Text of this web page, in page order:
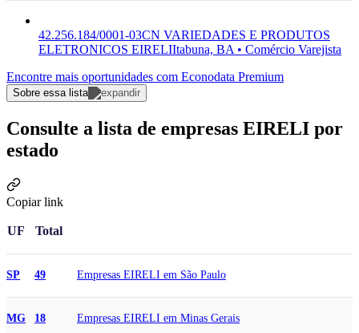
42.256.184/0001-03CN VARIEDADES E PRODUTOS
ELETRONICOS EIRELIItabuna, BA • Comércio Varejista
Encontre mais oportunidades com Econodata Premium
Sobre essa lista
Consulte a lista de empresas EIRELI por
estado
Copiar link
UF Total
SP 49 Empresas EIRELI em São Paulo
MG 18 Empresas EIRELI em Minas Gerais